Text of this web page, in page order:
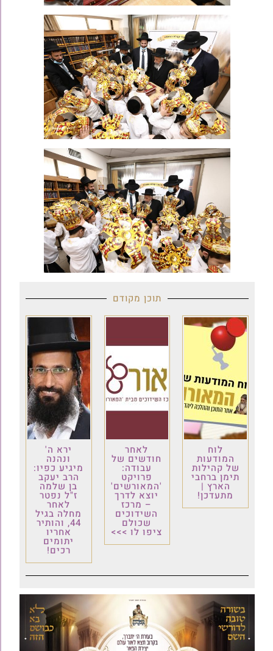
תוכן מקודם
לוח
המודעות
של קהילות
תימן ברחבי
הארץ |
מתעדכן!
לאחר
חודשים של
עבודה:
פרויקט
'המאורשים'
יוצא לדרך
– מרכז
השידוכים
שכולם
ציפו לו >>>
ירא ה'
ונהנה
מיגיע כפיו:
הרב יעקב
בן שלמה
ז"ל נפטר
לאחר
מחלה בגיל
44, והותיר
אחריו
יתומים
רכים!